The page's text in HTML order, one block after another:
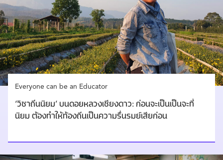
Everyone can be an Educator
‘วิชาถิ่นนิยม’ บนดอยหลวงเชียงดาว: ก่อนจะเป็นเป็นจะที่
นิยม ต้องทำให้ท้องถิ่นเป็นความรื่นรมย์เสียก่อน